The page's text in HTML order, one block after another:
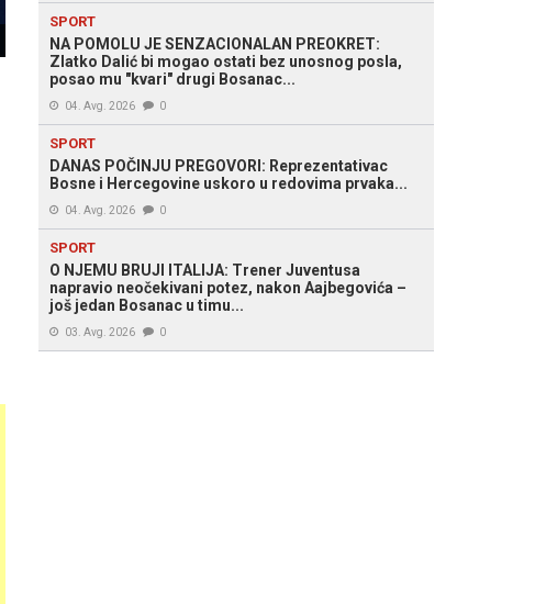
SPORT
NA POMOLU JE SENZACIONALAN PREOKRET:
Zlatko Dalić bi mogao ostati bez unosnog posla,
posao mu "kvari" drugi Bosanac...
04. Avg. 2026 0
SPORT
DANAS POČINJU PREGOVORI: Reprezentativac
Bosne i Hercegovine uskoro u redovima prvaka...
04. Avg. 2026 0
SPORT
O NJEMU BRUJI ITALIJA: Trener Juventusa
napravio neočekivani potez, nakon Aajbegovića –
još jedan Bosanac u timu...
03. Avg. 2026 0